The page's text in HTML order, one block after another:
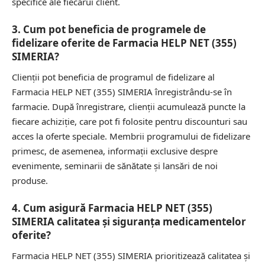
3. Cum pot beneficia de programele de
fidelizare oferite de Farmacia HELP NET (355)
SIMERIA?
Clienții pot beneficia de programul de fidelizare al
Farmacia HELP NET (355) SIMERIA înregistrându-se în
farmacie. După înregistrare, clienții acumulează puncte la
fiecare achiziție, care pot fi folosite pentru discounturi sau
acces la oferte speciale. Membrii programului de fidelizare
primesc, de asemenea, informații exclusive despre
evenimente, seminarii de sănătate și lansări de noi
produse.
4. Cum asigură Farmacia HELP NET (355)
SIMERIA calitatea și siguranța medicamentelor
oferite?
Farmacia HELP NET (355) SIMERIA prioritizează calitatea și